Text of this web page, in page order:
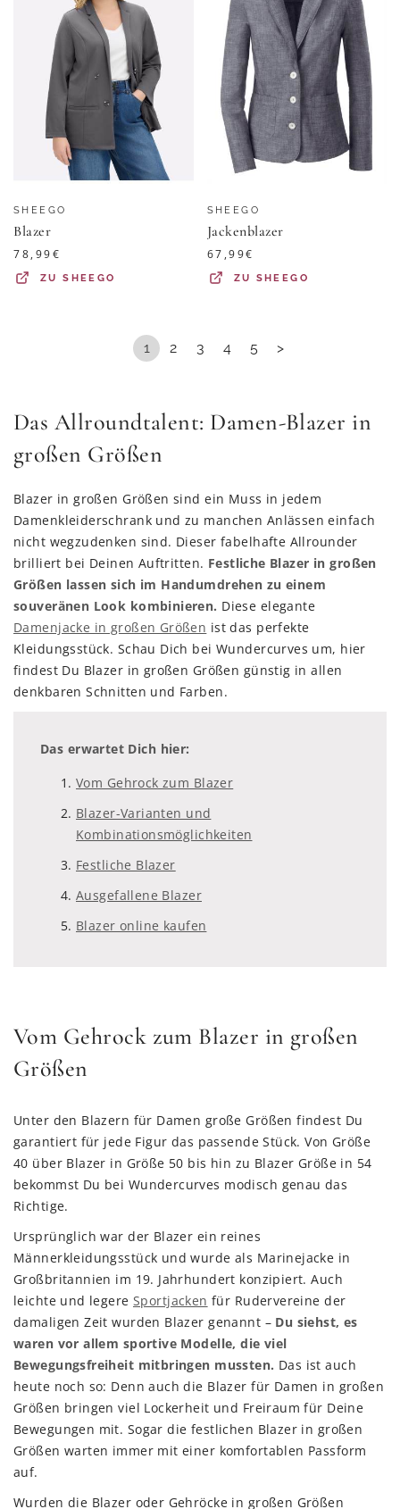
SHEEGO
Blazer
78,99€
ZUSHEEGO
SHEEGO
Jackenblazer
67,99€
ZU SHEEGO
1 2 3 4 5 >
Das Allroundtalent: Damen-Blazer in
großen Größen
Blazer in großen Größen sind ein Muss in jedem
Damenkleiderschrank und zu manchen Anlässen einfach
nicht wegzudenken sind. Dieser fabelhafte Allrounder
brilliert bei Deinen Auftritten. Festliche Blazer in großen
Größen lassen sich im Handumdrehen zu einem
souveränen Look kombinieren. Diese elegante
Damenjacke in großen Größen ist das perfekte
Kleidungsstück. Schau Dich bei Wundercurves um, hier
findest Du Blazer in großen Größen günstig in allen
denkbaren Schnitten und Farben.
Das erwartet Dich hier:
Vom Gehrock zum Blazer
Blazer-Varianten und
Kombinationsmöglichkeiten
Festliche Blazer
Ausgefallene Blazer
Blazer online kaufen
Vom Gehrock zum Blazer in großen
Größen
Unter den Blazern für Damen große Größen findest Du
garantiert für jede Figur das passende Stück. Von Größe
40 über Blazer in Größe 50 bis hin zu Blazer Größe in 54
bekommst Du bei Wundercurves modisch genau das
Richtige.
Ursprünglich war der Blazer ein reines
Männerkleidungsstück und wurde als Marinejacke in
Großbritannien im 19. Jahrhundert konzipiert. Auch
leichte und legere Sportjacken für Rudervereine der
damaligen Zeit wurden Blazer genannt – Du siehst, es
waren vor allem sportive Modelle, die viel
Bewegungsfreiheit mitbringen mussten. Das ist auch
heute noch so: Denn auch die Blazer für Damen in großen
Größen bringen viel Lockerheit und Freiraum für Deine
Bewegungen mit. Sogar die festlichen Blazer in großen
Größen warten immer mit einer komfortablen Passform
auf.
Wurden die Blazer oder Gehröcke in großen Größen